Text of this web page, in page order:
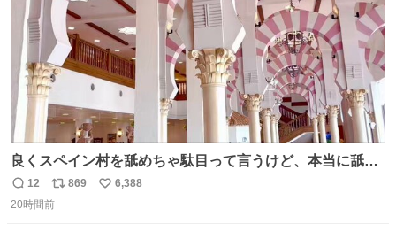
良くスペイン村を舐めちゃ駄目って言うけど、本当に舐め
ちゃ行けないのはスペィン村ホテル🏛🏨 だってロビーから
中庭抜けるだけでこの有様🤩 ディズニーホテル泊まってる
返
信
12
リ
ポ
869
い
6,388
20時間前